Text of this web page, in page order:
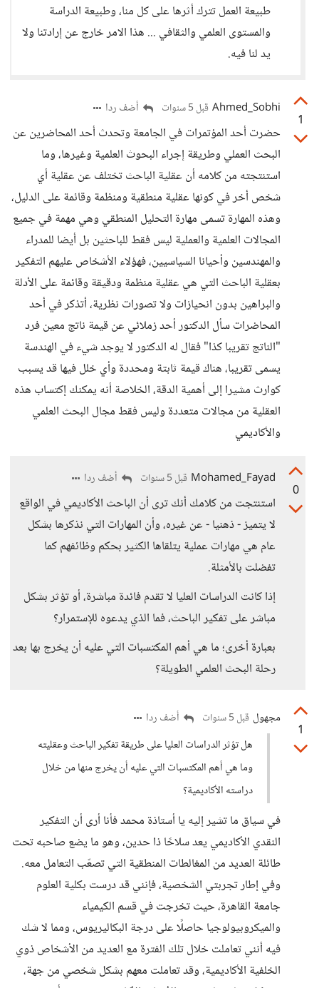
طبيعة العمل تترك أثرها على كل منا، وطبيعة الدراسة
والمستوى العلمي والثقافي ... هذا الامر خارج عن إرادتنا ولا
يد لنا فيه.
1
Ahmed_Sobhi قبل 5 سنوات أضف ردا
حضرت أحد المؤتمرات في الجامعة وتحدث أحد المحاضرين عن
البحث العملي وطريقة إجراء البحوث العلمية وغيرها، وما
استنتجته من كلامه أن عقلية الباحث تختلف عن عقلية أي
شخص أخر في كونها عقلية منطقية ومنظمة وقائمة على الدليل،
وهذه المهارة تسمى مهارة التحليل المنطقي وهي مهمة في جميع
المجالات العلمية والعملية ليس فقط للباحثين بل أيضا للمدراء
والمهندسين وأحيانا السياسيين، فهؤلاء الأشخاص عليهم التفكير
بعقلية الباحث التي هي عقلية منظمة ودقيقة وقائمة على الأدلة
والبراهين بدون انحيازات ولا تصورات نظرية، أتذكر في أحد
المحاضرات سأل الدكتور أحد زملائي عن قيمة ناتج معين فرد
"الناتج تقريبا كذا" فقال له الدكتور لا يوجد شيء في الهندسة
يسمى تقريبا، هناك قيمة ثابتة ومحددة وأي خلل فيها قد يسبب
كوارث مشيرا إلى أهمية الدقة، الخلاصة أنه يمكنك إكتساب هذه
العقلية من مجالات متعددة وليس فقط مجال البحث العلمي
والأكاديمي
0
Mohamed_Fayad قبل 5 سنوات أضف ردا
استنتجت من كلامك أنك ترى أن الباحث الأكاديمي في الواقع
لا يتميز - ذهنيا - عن غيره، وأن المهارات التي نذكرها بشكل
عام هي مهارات عملية يتلقاها الكثير بحكم وظائفهم كما
تفضلت بالأمثلة.
إذا كانت الدراسات العليا لا تقدم فائدة مباشرة، أو تؤثر بشكل
مباشر على تفكير الباحث، فما الذي يدعوه للإستمرار؟
بعبارة أخرى؛ ما هي أهم المكتسبات التي عليه أن يخرج بها بعد
رحلة البحث العلمي الطويلة؟
1
مجهول قبل 5 سنوات
أضف ردا
هل تؤثر الدراسات العليا على طريقة تفكير الباحث وعقليته
وما هي أهم المكتسبات التي عليه أن يخرج منها من خلال
دراسته الأكاديمية؟
في سياق ما تشير إليه يا أستاذة محمد فأنا أرى أن التفكير
النقدي الأكاديمي يعد سلاحًا ذا حدين، وهو ما يضع صاحبه تحت
طائلة العديد من المغالطات المنطقية التي تصعّب التعامل معه.
وفي إطار تجربتي الشخصية، فإنني قد درست بكلية العلوم
جامعة القاهرة، حيث تخرجت في قسم الكيمياء
والميكروبيولوجيا حاصلًا على درجة البكاليريوس، ومما لا شك
فيه أنني تعاملت خلال تلك الفترة مع العديد من الأشخاص ذوي
الخلفية الأكاديمية، وقد تعاملت معهم بشكل شخصي من جهة،